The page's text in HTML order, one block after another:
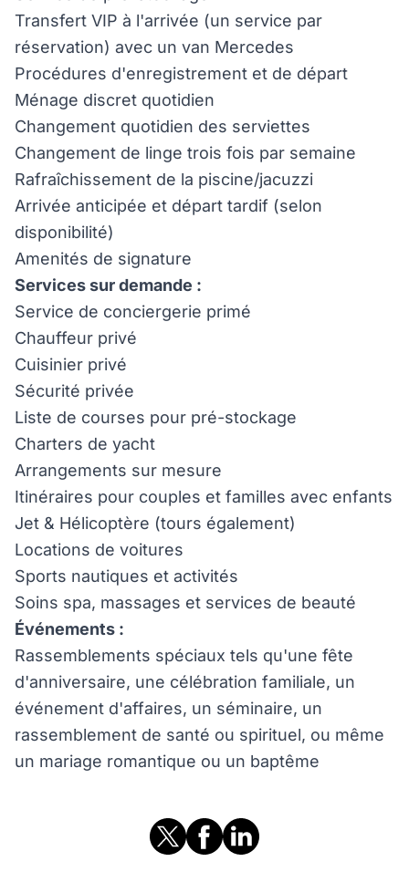
Transfert VIP à l'arrivée (un service par
réservation) avec un van Mercedes
Procédures d'enregistrement et de départ
Ménage discret quotidien
Changement quotidien des serviettes
Changement de linge trois fois par semaine
Rafraîchissement de la piscine/jacuzzi
Arrivée anticipée et départ tardif (selon
disponibilité)
Amenités de signature
Services sur demande :
Service de conciergerie primé
Chauffeur privé
Cuisinier privé
Sécurité privée
Liste de courses pour pré-stockage
Charters de yacht
Arrangements sur mesure
Itinéraires pour couples et familles avec enfants
Jet & Hélicoptère (tours également)
Locations de voitures
Sports nautiques et activités
Soins spa, massages et services de beauté
Événements :
Rassemblements spéciaux tels qu'une fête
d'anniversaire, une célébration familiale, un
événement d'affaires, un séminaire, un
rassemblement de santé ou spirituel, ou même
un mariage romantique ou un baptême